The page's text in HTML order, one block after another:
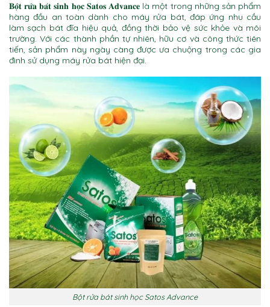
𝐁𝐨̣̂𝐭 𝐫𝐮̛̉𝐚 𝐛𝐚́𝐭 𝐬𝐢𝐧𝐡 𝐡𝐨̣𝐜 𝐒𝐚𝐭𝐨𝐬 𝐀𝐝𝐯𝐚𝐧𝐜𝐞 là một trong những sản phẩm
hàng đầu an toàn dành cho máy rửa bát, đáp ứng nhu cầu
làm sạch bát đĩa hiệu quả, đồng thời bảo vệ sức khỏe và môi
trường. Với các thành phần tự nhiên, hữu cơ và công thức tiên
tiến, sản phẩm này ngày càng được ưa chuộng trong các gia
đình sử dụng máy rửa bát hiện đại.
Bột rửa bát sinh học Satos Advance